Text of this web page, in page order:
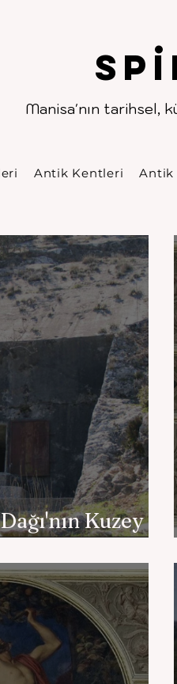
Manisa'nın tarihsel,
.
Antik Kentleri Antik
Kuzey
Yüzündeki Bir Grup Kaya Anıtı